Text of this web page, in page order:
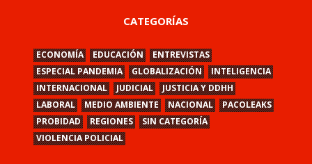
CATEGORÍAS
ECONOMÍA EDUCACIÓN
ENTREVISTAS
ESPECIAL PANDEMIA
GLOBALIZACIÓN
INTELIGENCIA
INTERNACIONAL
JUDICIAL
JUSTICIA Y DDHH
LABORAL
MEDIO AMBIENTE NACIONAL
PACOLEAKS
PROBIDAD
REGIONES
SIN CATEGORÍA
VIOLENCIA POLICIAL